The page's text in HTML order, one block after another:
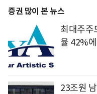
증권 많이 본 뉴스
최대주
율 42%
23조원